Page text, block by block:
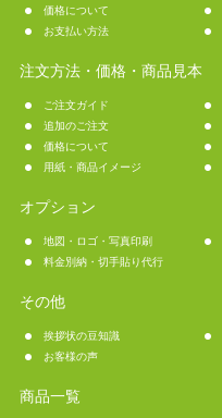
価格について
お支払い方法
注文方法・価格・商品見本
ご注文ガイド
追加のご注文
価格について
用紙・商品イメージ
オプション
地図・ロゴ・写真印刷
料金別納・切手貼り代行
その他
挨拶状の豆知識
お客様の声
商品一覧